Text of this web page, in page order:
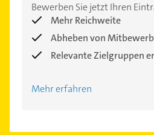
Bewerben Sie jetzt Ihren
Mehr Reichweite
Abheben von
Relevante Zielgruppen
Mehr erfahren